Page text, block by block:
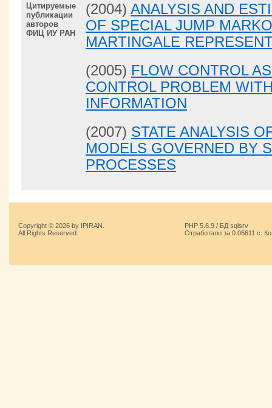
Цитируемые
публикации
авторов
ФИЦ ИУ РАН
(2004) ANALYSIS AND
OF SPECIAL JUMP
MARTINGALE
(2005) FLOW CONTROL
CONTROL PROBLEM
INFORMATION
(2007) STATE ANALYSIS
MODELS GOVERNED BY
PROCESSES
Copyright © 2026 by IPIRAN.
All Rights Reserved.
PHP 5.6.9 / БД sqlsrv
Отработало за 0.06611 с.